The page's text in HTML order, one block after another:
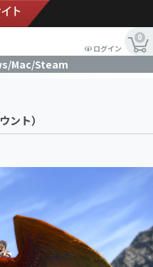
ログイン
0
Mac/Steam
ント）